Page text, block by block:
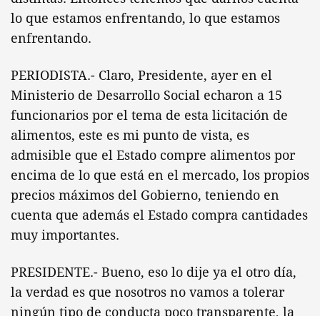
lo que estamos enfrentando, lo que estamos
enfrentando.
PERIODISTA.- Claro, Presidente, ayer en el
Ministerio de Desarrollo Social echaron a 15
funcionarios por el tema de esta licitación de
alimentos, este es mi punto de vista, es
admisible que el Estado compre alimentos por
encima de lo que está en el mercado, los propios
precios máximos del Gobierno, teniendo en
cuenta que además el Estado compra cantidades
muy importantes.
PRESIDENTE.- Bueno, eso lo dije ya el otro día,
la verdad es que nosotros no vamos a tolerar
ningún tipo de conducta poco transparente, la